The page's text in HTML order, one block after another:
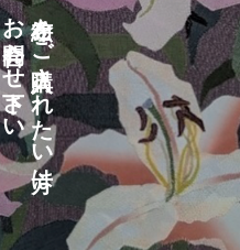
布絵をご購入されたい方は
お問合わせ下さい